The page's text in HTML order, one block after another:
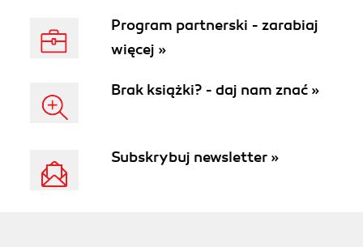
Program partnerski - zarabiaj
więcej »
Brak książki? - daj nam znać »
Subskrybuj newsletter »